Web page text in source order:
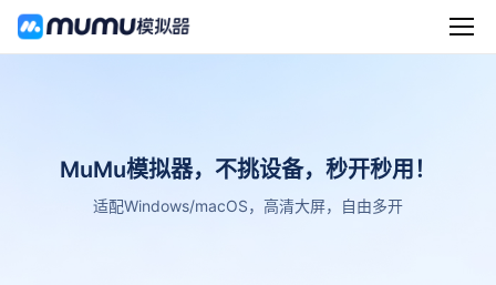
MuMu模拟器，不挑设备，秒开秒用！
适配Windows/macOS，高清大屏，自由多开